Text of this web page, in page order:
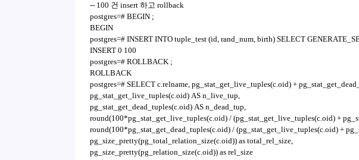
-- 100 건 insert 하고 rollback
postgres=# BEGIN ;
BEGIN
postgres=# INSERT INTO tuple_test (id, rand_num, birth) SELECT
INSERT 0 100
postgres=# ROLLBACK ;
ROLLBACK
postgres=# SELECT c.relname, pg_stat_get_live_tuples(c.oid) +
pg_stat_get_live_tuples(c.oid) AS n_live_tup,
pg_stat_get_dead_tuples(c.oid) AS n_dead_tup,
round(100*pg_stat_get_live_tuples(c.oid) / (pg_stat_get_live_tuples(c.oid) +
round(100*pg_stat_get_dead_tuples(c.oid) / (pg_stat_get_live_tuples(c.oid) +
pg_size_pretty(pg_total_relation_size(c.oid)) as total_rel_size,
pg_size_pretty(pg_relation_size(c.oid)) as rel_size